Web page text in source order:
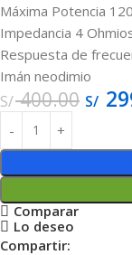
Máxima Potencia
Impedancia 4
Respuesta de
Imán neodimio
S/400.00 S/
Comparar
Lo deseo
Compartir: